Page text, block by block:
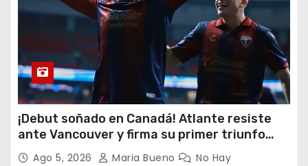
¡Debut soñado en Canadá! Atlante resiste
ante Vancouver y firma su primer triunfo
histórico en la Leagues Cup
Ago 5, 2026 Maria Bueno
No Hay